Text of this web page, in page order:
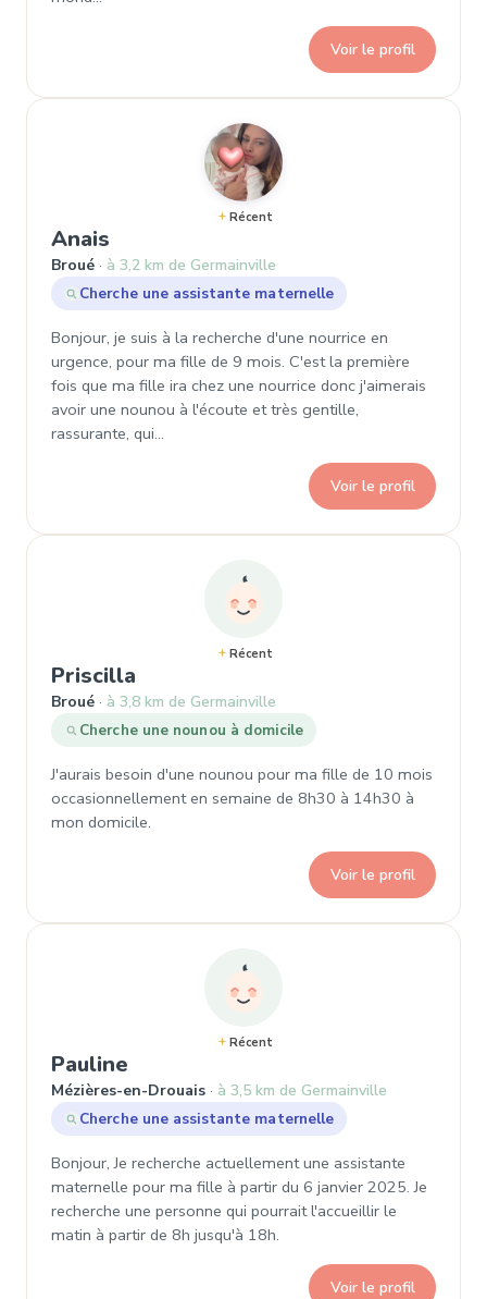
Voir le profil
Récent
Anais
Broué
à 3,2 km de Germainville
Cherche une assistante maternelle
Bonjour, je suis à la recherche d'une nourrice en
urgence, pour ma fille de 9 mois. C'est la première
fois que ma fille ira chez une nourrice donc j'aimerais
avoir une nounou à l'écoute et très gentille,
rassurante, qui…
Voir le profil
Récent
Priscilla
Broué
à 3,8 km de Germainville
Cherche une nounou à domicile
J'aurais besoin d'une nounou pour ma fille de 10 mois
occasionnellement en semaine de 8h30 à 14h30 à
mon domicile.
Voir le profil
Récent
Pauline
Mézières-en-Drouais
à 3,5 km de Germainville
Cherche une assistante maternelle
Bonjour, Je recherche actuellement une assistante
maternelle pour ma fille à partir du 6 janvier 2025. Je
recherche une personne qui pourrait l'accueillir le
matin à partir de 8h jusqu'à 18h.
Voir le profil